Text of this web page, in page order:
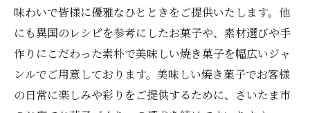
味わいで皆様に優雅なひとときをご提供いたします。他
にも異国のレシピを参考にしたお菓子や、素材選びや手
作りにこだわった素朴で美味しい焼き菓子を幅広いジャ
ンルでご用意しております。美味しい焼き菓子でお客様
の日常に楽しみや彩りをご提供するために、さいたま市